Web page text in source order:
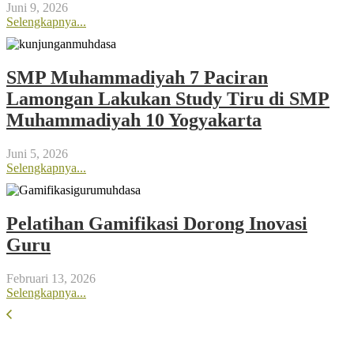
Juni 9, 2026
Selengkapnya...
SMP Muhammadiyah 7 Paciran
Lamongan Lakukan Study Tiru di SMP
Muhammadiyah 10 Yogyakarta
Juni 5, 2026
Selengkapnya...
Pelatihan Gamifikasi Dorong Inovasi
Guru
Februari 13, 2026
Selengkapnya...